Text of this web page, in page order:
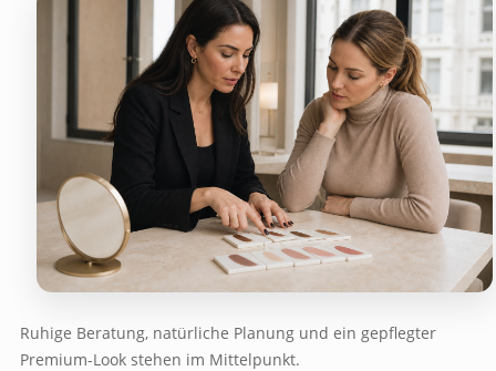
Ruhige Beratung, natürliche Planung und ein gepflegter
Premium-Look stehen im Mittelpunkt.